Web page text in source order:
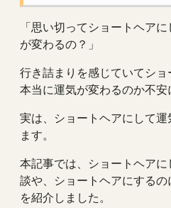
「思い切ってショートヘア
が変わるの？」
行き詰まりを感じていてショ
本当に運気が変わるのか不安
実は、ショートヘアにして
ます。
本記事では、ショートヘア
談や、ショートヘアにする
を紹介しました。